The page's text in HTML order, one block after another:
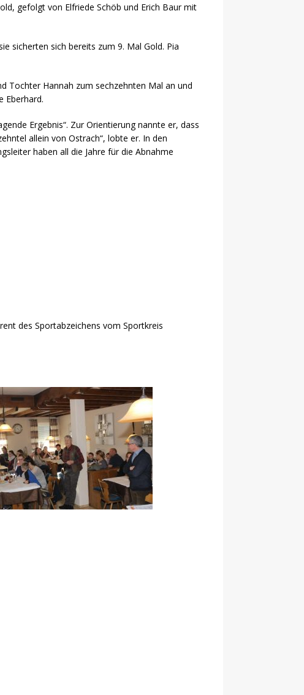
gefolgt von Elfriede Schöb und Erich Baur mit
sicherten sich bereits zum 9. Mal Gold. Pia
Tochter Hannah zum sechzehnten Mal an und
Eberhard.
Ergebnis“. Zur Orientierung nannte er, dass
allein von Ostrach“, lobte er. In den
haben all die Jahre für die Abnahme
des Sportabzeichens vom Sportkreis